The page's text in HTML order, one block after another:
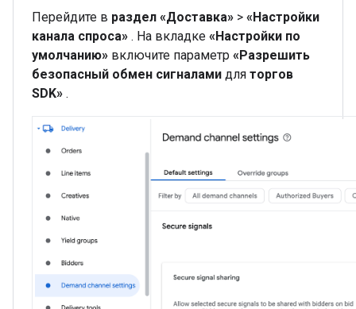
Перейдите в раздел «Доставка» > «Настройки
канала спроса» . На вкладке «Настройки по
умолчанию» включите параметр «Разрешить
безопасный обмен сигналами для торгов
SDK» .